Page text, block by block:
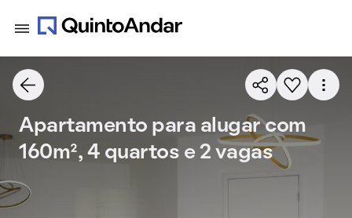
Apartamento para alugar com
160m², 4 quartos e 2 vagas